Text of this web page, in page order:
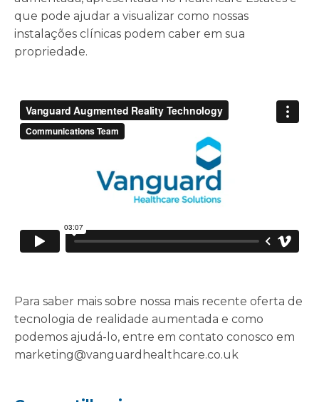
que pode ajudar a visualizar como nossas
instalações clínicas podem caber em sua
propriedade.
Para saber mais sobre nossa mais recente oferta de
tecnologia de realidade aumentada e como
podemos ajudá-lo, entre em contato conosco em
marketing@vanguardhealthcare.co.uk